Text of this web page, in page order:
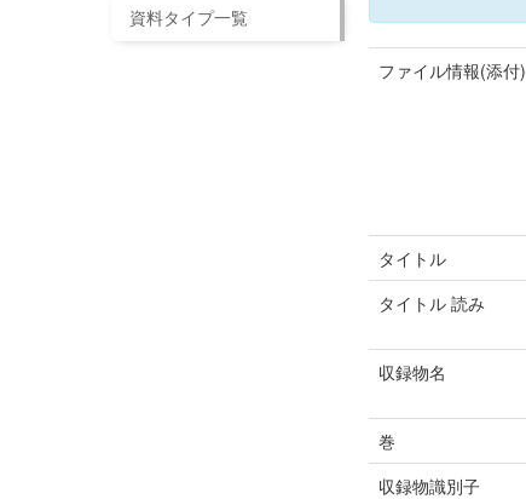
資料タイプ一覧
ファイル情報(添付)
タイトル
タイトル 読み
収録物名
巻
収録物識別子